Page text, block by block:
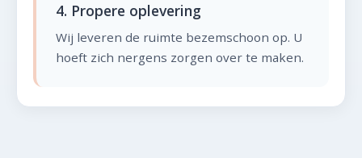
4. Propere oplevering
Wij leveren de ruimte bezemschoon op. U
hoeft zich nergens zorgen over te maken.